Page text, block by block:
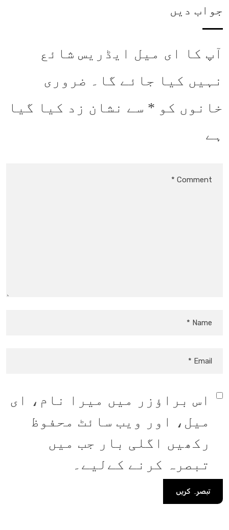
جواب دیں
آپ کا ای میل ایڈریس شائع
نہیں کیا جائے گا۔ ضروری
خانوں کو * سے نشان زد کیا گیا
ہے
اس براؤزر میں میرا نام، ای
میل، اور ویب سائٹ محفوظ
رکھیں اگلی بار جب میں
تبصرہ کرنے کےلیے۔